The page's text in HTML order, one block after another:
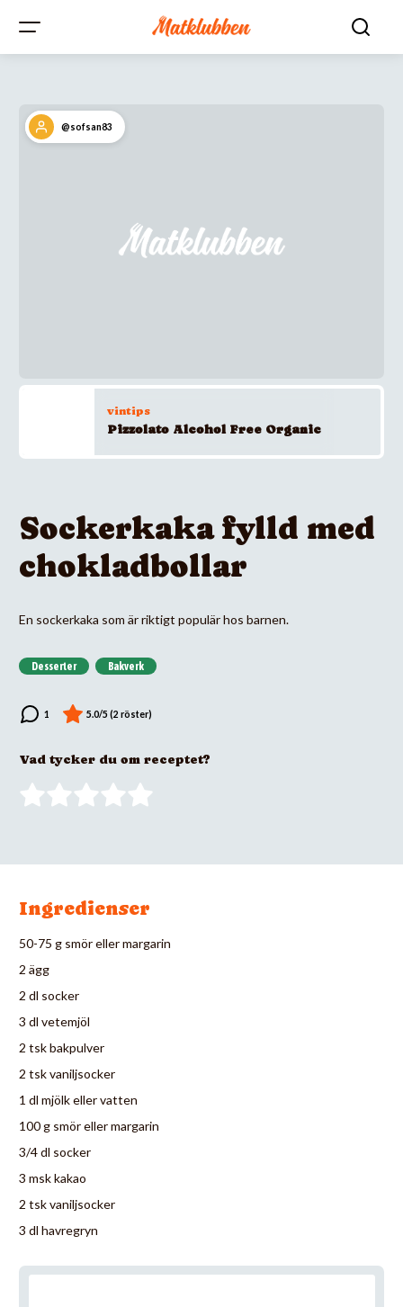
@sofsan83
vintips
Pizzolato Alcohol Free Organic
Sockerkaka fylld med
chokladbollar
En sockerkaka som är riktigt populär hos barnen.
Desserter Bakverk
Vad tycker du om receptet?
Ingredienser
50-75 g smör eller margarin
2 ägg
2 dl socker
3 dl vetemjöl
2 tsk bakpulver
2 tsk vaniljsocker
1 dl mjölk eller vatten
100 g smör eller margarin
3/4 dl socker
3 msk kakao
2 tsk vaniljsocker
3 dl havregryn